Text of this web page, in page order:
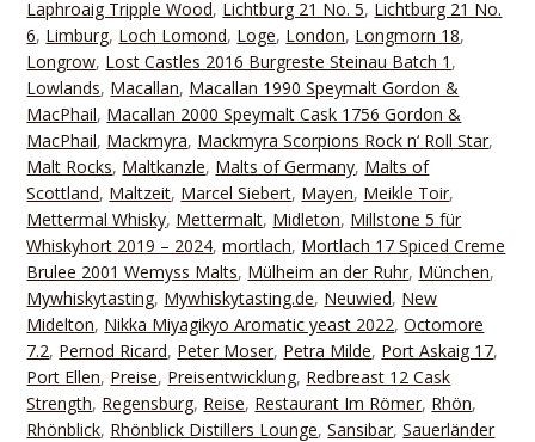
Laphroaig Tripple Wood, Lichtburg 21 No. 5, Lichtburg 21 No.
6, Limburg, Loch Lomond, Loge, London, Longmorn 18,
Longrow, Lost Castles 2016 Burgreste Steinau Batch 1 ,
Lowlands, Macallan, Macallan 1990 Speymalt Gordon &
MacPhail, Macallan 2000 Speymalt Cask 1756 Gordon &
MacPhail, Mackmyra, Mackmyra Scorpions Rock n‘ Roll Star,
Malt Rocks, Maltkanzle, Malts of Germany, Malts of
Scottland, Maltzeit, Marcel Siebert, Mayen, Meikle Toir,
Mettermal Whisky, Mettermalt, Midleton, Millstone 5 für
Whiskyhort 2019 – 2024,mortlach, Mortlach 17 Spiced Creme
Brulee 2001 Wemyss Malts, Mülheim an der Ruhr, München,
Mywhiskytasting, Mywhiskytasting.de, Neuwied, New
Midelton, Nikka Miyagikyo Aromatic yeast 2022,Octomore
7.2, Pernod Ricard, Peter Moser, Petra Milde, Port Askaig 17,
Port Ellen, Preise, Preisentwicklung, Redbreast 12 Cask
Strength, Regensburg, Reise, Restaurant Im Römer, Rhön,
Rhönblick, Rhönblick Distillers Lounge,Sansibar,Sauerländer